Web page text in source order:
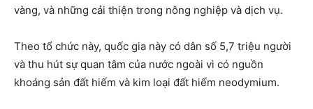
vàng, và những cải thiện trong nông nghiệp và dịch vụ.
Theo tổ chức này, quốc gia này có dân số 5,7 triệu người
và thu hút sự quan tâm của nước ngoài vì có nguồn
khoáng sản đất hiếm và kim loại đất hiếm neodymium.